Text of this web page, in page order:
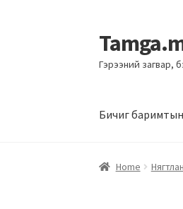
Гэрээний загвар,
Бичиг
Home